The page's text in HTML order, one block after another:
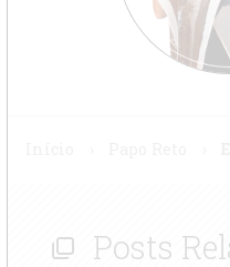
Papo Reto ›